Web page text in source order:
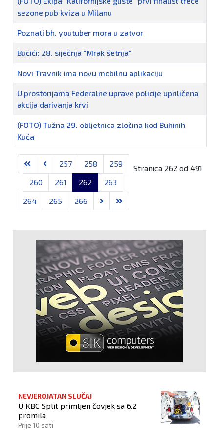
Članci
sezone pub kviza u Milanu
Poznati bh. youtuber mora u zatvor
Bučići: 28. siječnja "Mrak šetnja"
Novi Travnik ima novu mobilnu aplikaciju
U prostorijama Federalne uprave policije upriličena
akcija darivanja krvi
(FOTO) Tužna 29. obljetnica zločina kod Buhinih
Kuća
Stranica 262 od 491
257 258
259
260
261 262
263
264
265 266
NEVJEROJATAN SLUČAJ
U KBC Split primljen čovjek sa 6.2
promila
Prije 10 sati